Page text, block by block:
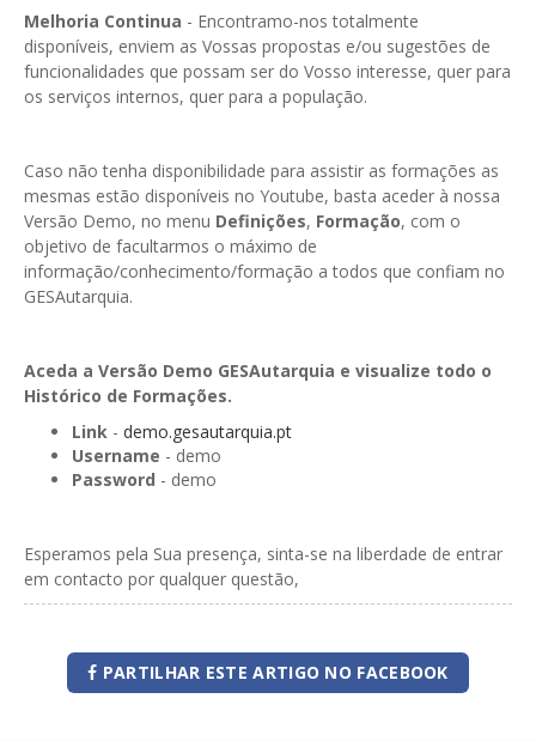
GESProcesso
GESRecrutamento
GESToponímia
GESVencimento
GESViaturasAbandonadas
Melhoria Continua - Encontramo-nos totalmente
disponíveis, enviem as Vossas propostas e/ou sugestões de
funcionalidades que possam ser do Vosso interesse, quer para
os serviços internos, quer para a população.
Caso não tenha disponibilidade para assistir as formações as
mesmas estão disponíveis no Youtube, basta aceder à nossa
Versão Demo, no menu Definições, Formação, com o
objetivo de facultarmos o máximo de
informação/conhecimento/formação a todos que confiam no
GESAutarquia.
Aceda a Versão Demo GESAutarquia e visualize todo o
Histórico de Formações.
Link - demo.gesautarquia.pt
Username - demo
Password - demo
Esperamos pela Sua presença, sinta-se na liberdade de entrar
em contacto por qualquer questão,
PARTILHAR ESTE ARTIGO NO FACEBOOK